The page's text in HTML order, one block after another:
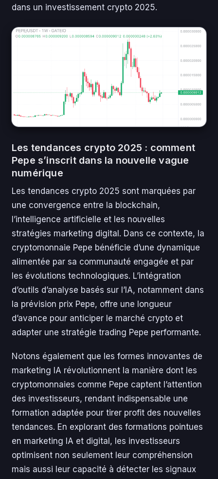
dans un investissement crypto 2025.
Les tendances crypto 2025 : comment
Pepe s’inscrit dans la nouvelle vague
numérique
Les tendances crypto 2025 sont marquées par
une convergence entre la blockchain,
l’intelligence artificielle et les nouvelles
stratégies marketing digital. Dans ce contexte, la
cryptomonnaie Pepe bénéficie d’une dynamique
alimentée par sa communauté engagée et par
les évolutions technologiques. L’intégration
d’outils d’analyse basés sur l’IA, notamment dans
la prévision prix Pepe, offre une longueur
d’avance pour anticiper le marché crypto et
adapter une stratégie trading Pepe performante.
Notons également que les formes innovantes de
marketing IA révolutionnent la manière dont les
cryptomonnaies comme Pepe captent l’attention
des investisseurs, rendant indispensable une
formation adaptée pour tirer profit des nouvelles
tendances. En explorant des formations pointues
en marketing IA et digital, les investisseurs
optimisent non seulement leur compréhension
mais aussi leur capacité à détecter les signaux